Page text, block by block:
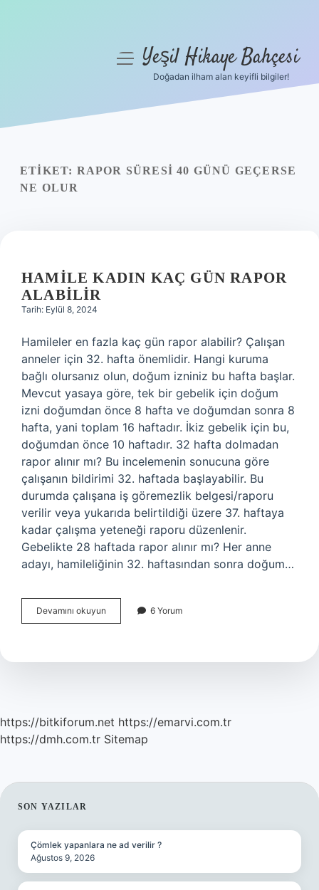
Yasal Uyarı
menüyüYeşil Hikaye Bahçesi
Doğadan ilham alan keyifli bilgiler!
ETIKET: RAPOR SÜRESI 40 GÜNÜ GEÇERSE
NE OLUR
HAMILE KADIN KAÇ GÜN RAPOR
ALABILIR
Tarih: Eylül 8, 2024
Hamileler en fazla kaç gün rapor alabilir? Çalışan
anneler için 32. hafta önemlidir. Hangi kuruma
bağlı olursanız olun, doğum izniniz bu hafta başlar.
Mevcut yasaya göre, tek bir gebelik için doğum
izni doğumdan önce 8 hafta ve doğumdan sonra 8
hafta, yani toplam 16 haftadır. İkiz gebelik için bu,
doğumdan önce 10 haftadır. 32 hafta dolmadan
rapor alınır mı? Bu incelemenin sonucuna göre
çalışanın bildirimi 32. haftada başlayabilir. Bu
durumda çalışana iş göremezlik belgesi/raporu
verilir veya yukarıda belirtildiği üzere 37. haftaya
kadar çalışma yeteneği raporu düzenlenir.
Gebelikte 28 haftada rapor alınır mı? Her anne
adayı, hamileliğinin 32. haftasından sonra doğum…
Devamını okuyun
Kadın
Rapor
6 Yorum
https://bitkiforum.net https://emarvi.com.tr
https://dmh.com.tr Sitemap
SIDEBAR
SON YAZILAR
Çömlek yapanlara ne ad verilir ?
Ağustos 9, 2026